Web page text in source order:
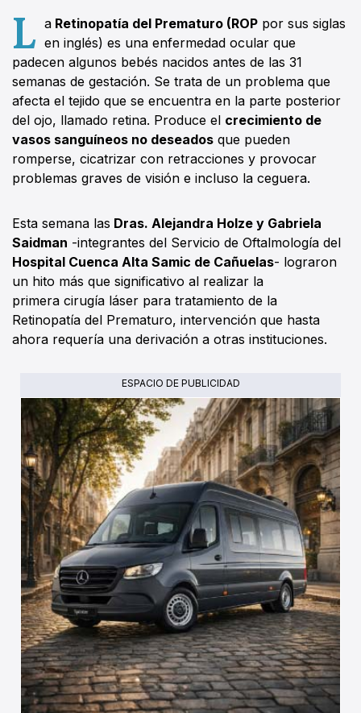
L a Retinopatía del Prematuro (ROP por sus siglas
en inglés) es una enfermedad ocular que
padecen algunos bebés nacidos antes de las 31
semanas de gestación. Se trata de un problema que
afecta el tejido que se encuentra en la parte posterior
del ojo, llamado retina. Produce el crecimiento de
vasos sanguíneos no deseados que pueden
romperse, cicatrizar con retracciones y provocar
problemas graves de visión e incluso la ceguera.
Esta semana las Dras. Alejandra Holze y Gabriela
Saidman -integrantes del Servicio de Oftalmología del
Hospital Cuenca Alta Samic de Cañuelas- lograron
un hito más que significativo al realizar la
primera cirugía láser para tratamiento de la
Retinopatía del Prematuro, intervención que hasta
ahora requería una derivación a otras instituciones.
ESPACIO DE PUBLICIDAD